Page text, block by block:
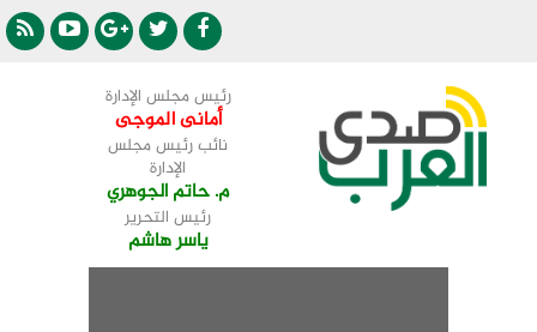
رئيس مجلس الإدارة
أمانى الموجى
نائب رئيس مجلس
الإدارة
م. حاتم الجوهري
رئيس التحرير
ياسر هاشم